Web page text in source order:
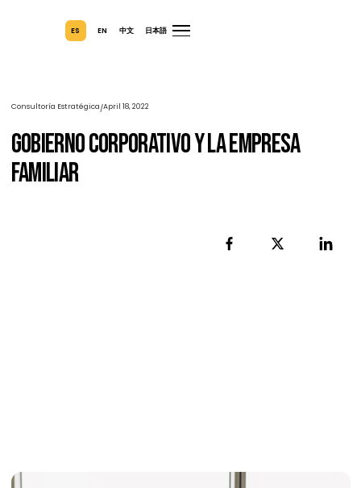
中文 日本語
Gobierno Corporativo Y La Empresa
Familiar